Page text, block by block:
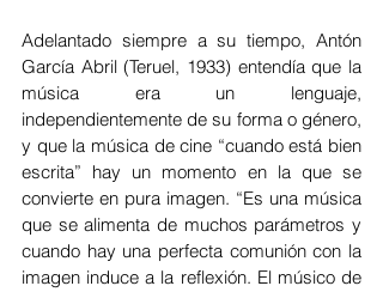
Adelantado siempre a su tiempo, Antón
García Abril (Teruel, 1933) entendía que la
música era un lenguaje,
independientemente de su forma o género,
y que la música de cine “cuando está bien
escrita” hay un momento en la que se
convierte en pura imagen. “Es una música
que se alimenta de muchos parámetros y
cuando hay una perfecta comunión con la
imagen induce a la reflexión. El músico de